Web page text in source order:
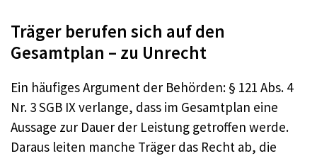
Träger berufen sich auf den
Gesamtplan – zu Unrecht
Ein häufiges Argument der Behörden: § 121 Abs. 4
Nr. 3 SGB IX verlange, dass im Gesamtplan eine
Aussage zur Dauer der Leistung getroffen werde.
Daraus leiten manche Träger das Recht ab, die